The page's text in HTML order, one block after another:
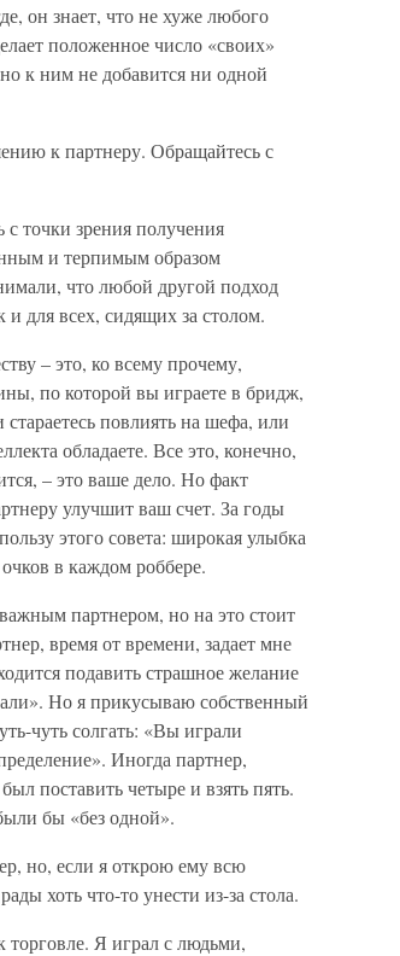
он знает, что не хуже любого
положенное число «своих»
к ним не добавится ни одной
к партнеру. Обращайтесь с
точки зрения получения
и терпимым образом
что любой другой подход
и для всех, сидящих за столом.
– это, ко всему прочему,
по которой вы играете в бридж,
повлиять на шефа, или
обладаете. Все это, конечно,
– это ваше дело. Но факт
улучшит ваш счет. За годы
этого совета: широкая улыбка
в каждом роббере.
партнером, но на это стоит
время от времени, задает мне
подавить страшное желание
Но я прикусываю собственный
чуть солгать: «Вы играли
Иногда партнер,
поставить четыре и взять пять.
бы «без одной».
но, если я открою ему всю
хоть что-то унести из-за стола.
Я играл с людьми,